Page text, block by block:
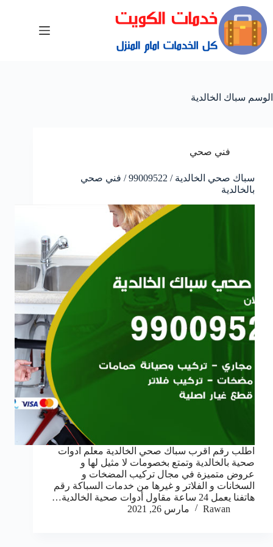
الوسم سباك الخالدية
فني صحي
سباك صحي الخالدية / 99009522 / فني صحي
بالخالدية
اطلب رقم اقرب سباك صحي الخالدية معلم ادوات
صحية بالخالدية وتمتع بخصومات لا مثيل لها و
عروض متميزة في مجال تركيب المضخات و
السخانات و الفلاتر و غيرها من خدمات السباكة رقم
هاتفنا يعمل 24 ساعة مقاول أدوات صحية الخالدية…
Rawan
مارس 26, 2021